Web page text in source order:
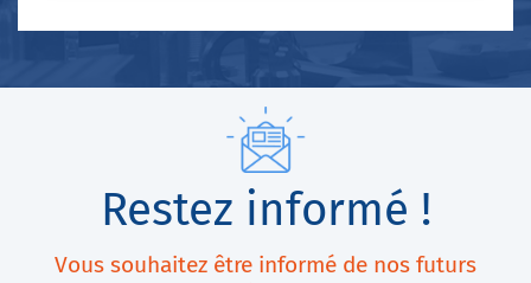
Restez informé !
Vous souhaitez être informé de nos futurs